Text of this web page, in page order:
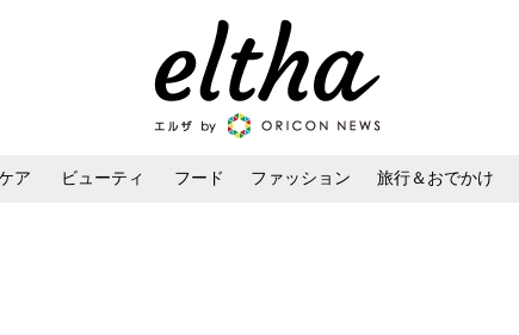
ア ビューティ フード ファッション 旅行＆おでかけ